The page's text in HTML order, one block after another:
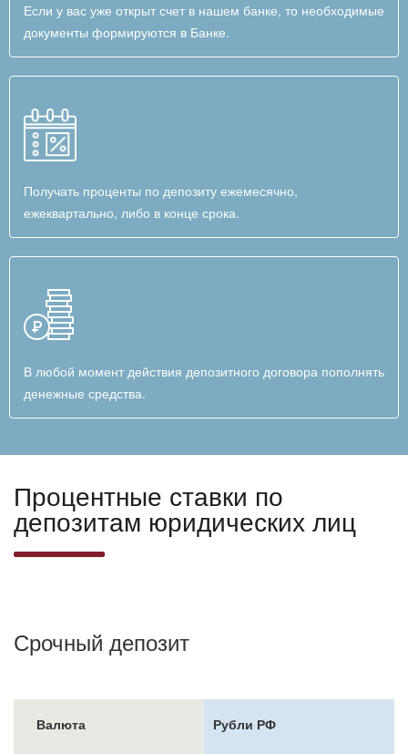
Если у вас уже открыт счет в нашем банке, то необходимые
документы формируются в Банке.
Получать проценты по депозиту ежемесячно,
ежеквартально, либо в конце срока.
В любой момент действия депозитного договора пополнять
денежные средства.
Процентные ставки по
депозитам юридических лиц
Срочный депозит
Валюта Рубли РФ